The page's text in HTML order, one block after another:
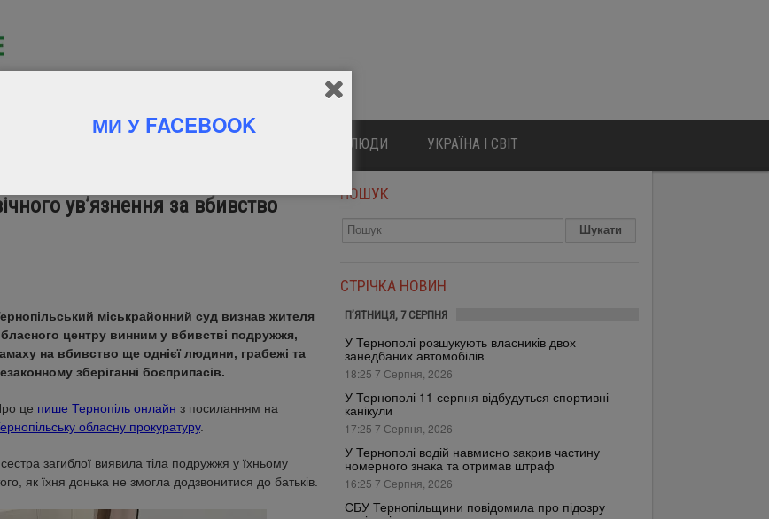
ВІДОМІ ЛЮДИ УКРАЇНА І СВІТ
ув’язнення за вбивство
міськрайонний суд визнав жителя
центру винним у вбивстві подружжя,
на вбивство ще однієї людини, грабежі та
зберіганні боєприпасів.
це пише Тернопіль онлайн з посиланням на
обласну прокуратуру.
загиблої виявила тіла подружжя у їхньому
як їхня донька не змогла додзвонитися до батьків.
ПОШУК
СТРІЧКА НОВИН
П’ЯТНИЦЯ, 7 СЕРПНЯ
У Тернополі розшукують власників двох
занедбаних автомобілів
18:25 7 Серпня, 2026
У Тернополі 11 серпня відбудуться спортивні
канікули
17:25 7 Серпня, 2026
У Тернополі водій навмисно закрив частину
номерного знака та отримав штраф
16:25 7 Серпня, 2026
СБУ Тернопільщини повідомила про підозру
МИ У FACEBOOK